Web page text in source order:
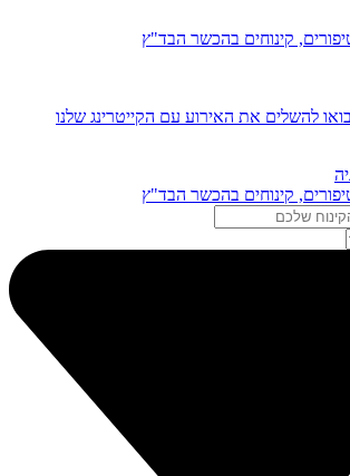
להשלים את האירוע עם הקייטרינג שלנו